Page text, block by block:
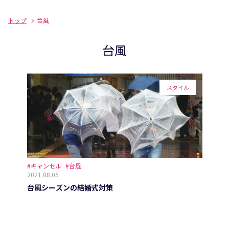
トップ 台風
台風
スタイル
#キャンセル #台風
2021.08.05
台風シーズンの結婚式対策